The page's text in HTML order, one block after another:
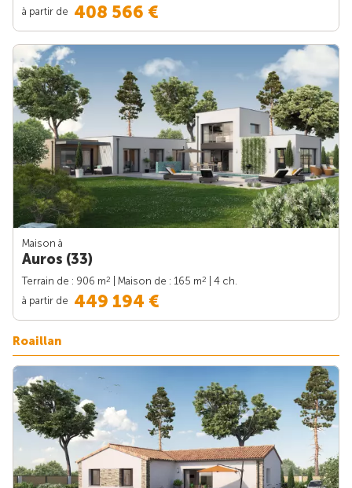
à partir de 408 566 €
Maison à
Auros (33)
Terrain de : 906 m2 | Maison de : 165 m2
| 4 ch.
à partir de 449 194 €
Roaillan